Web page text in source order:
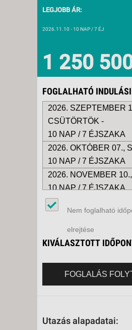
LEGJOBB ÁR:
2026.11.10 - 10 NAP / 7 ÉJ
1 250
FOGLALHATÓ
2026. SZEPTEMBER
CSÜTÖRTÖK -
10 NAP / 7 ÉJSZAKA
2026. OKTÓBER 07.,
10 NAP / 7 ÉJSZAKA
2026. NOVEMBER
10 NAP / 7 ÉJSZAKA
2026. NOVEMBER 18.,
10 NAP / 7 ÉJSZAKA
2026. DECEMBER
2026. DECEMBER
10 NAP / 7 ÉJSZAKA
Nem foglalható
elrejtése
KIVÁLASZTOTT
FOGLALÁS
Utazás alapadatai: